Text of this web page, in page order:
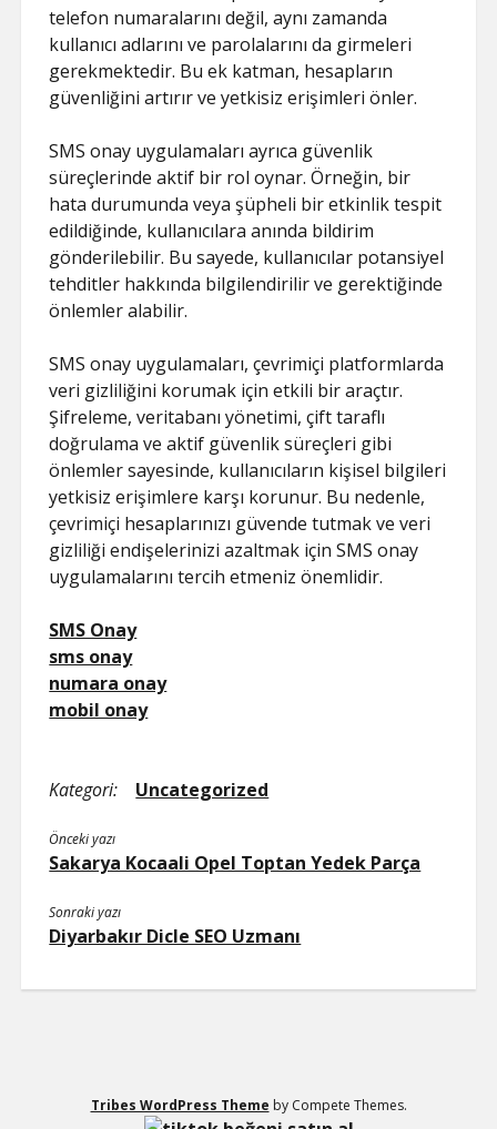
telefon numaralarını değil, aynı zamanda
kullanıcı adlarını ve parolalarını da girmeleri
gerekmektedir. Bu ek katman, hesapların
güvenliğini artırır ve yetkisiz erişimleri önler.
SMS onay uygulamaları ayrıca güvenlik
süreçlerinde aktif bir rol oynar. Örneğin, bir
hata durumunda veya şüpheli bir etkinlik tespit
edildiğinde, kullanıcılara anında bildirim
gönderilebilir. Bu sayede, kullanıcılar potansiyel
tehditler hakkında bilgilendirilir ve gerektiğinde
önlemler alabilir.
SMS onay uygulamaları, çevrimiçi platformlarda
veri gizliliğini korumak için etkili bir araçtır.
Şifreleme, veritabanı yönetimi, çift taraflı
doğrulama ve aktif güvenlik süreçleri gibi
önlemler sayesinde, kullanıcıların kişisel bilgileri
yetkisiz erişimlere karşı korunur. Bu nedenle,
çevrimiçi hesaplarınızı güvende tutmak ve veri
gizliliği endişelerinizi azaltmak için SMS onay
uygulamalarını tercih etmeniz önemlidir.
SMS Onay
sms onay
numara onay
mobil onay
Kategori: Uncategorized
Önceki yazı
Sakarya Kocaali Opel Toptan Yedek Parça
Sonraki yazı
Diyarbakır Dicle SEO Uzmanı
Tribes WordPress Theme by Compete Themes.